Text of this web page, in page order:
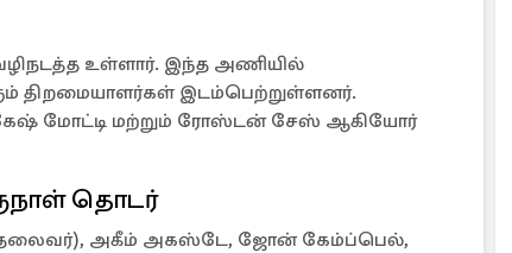
உள்ளார். இந்த அணியில்
திறமையாளர்கள் இடம்பெற்றுள்ளனர்.
மோட்டி மற்றும் ரோஸ்டன் சேஸ் ஆகியோர்
தொடர்
அகீம் அகஸ்டே, ஜோன் கேம்ப்பெல்,